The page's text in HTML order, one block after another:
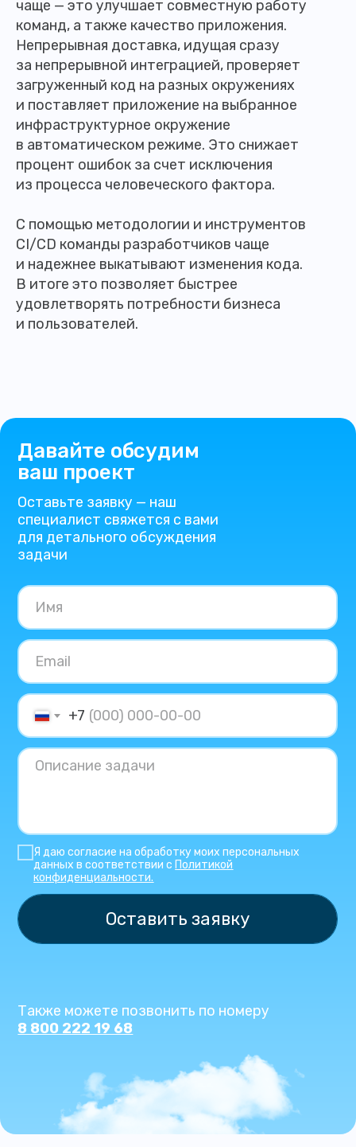
чаще — это улучшает совместную работу
команд, а также качество приложения.
Непрерывная доставка, идущая сразу
за непрерывной интеграцией, проверяет
загруженный код на разных окружениях
и поставляет приложение на выбранное
инфраструктурное окружение
в автоматическом режиме. Это снижает
процент ошибок за счет исключения
из процесса человеческого фактора.
С помощью методологии и инструментов
CI/CD команды разработчиков чаще
и надежнее выкатывают изменения кода.
В итоге это позволяет быстрее
удовлетворять потребности бизнеса
и пользователей.
Давайте обсудим
ваш проект
Оставьте заявку — наш
специалист свяжется с вами
для детального обсуждения
задачи
Также можете позвонить по номеру
8 800 222 19 68
+7
Я даю согласие на обработку моих персональных
данных в соответствии с Политикой
конфиденциальности.
Оставить заявку